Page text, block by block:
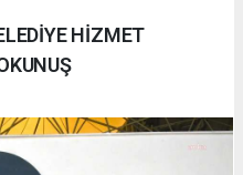
HİZMET